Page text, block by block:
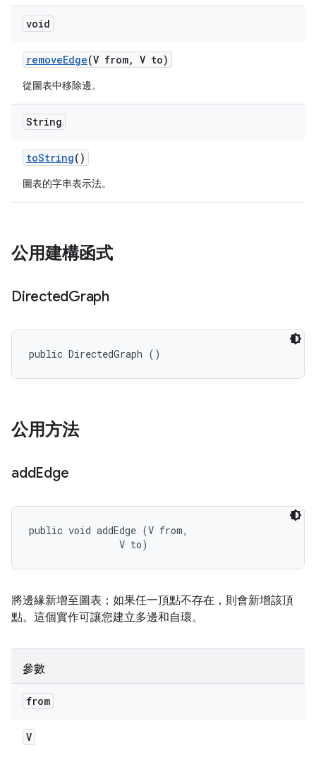
void
removeEdge(V from, V to)
從圖表中移除邊。
String
toString()
圖表的字串表示法。
公用建構函式
DirectedGraph
public DirectedGraph ()
公用方法
addEdge
public void addEdge (V from,
                V to)
將邊緣新增至圖表；如果任一頂點不存在，則會新增該頂
點。這個實作可讓您建立多邊和自環。
參數
from
V